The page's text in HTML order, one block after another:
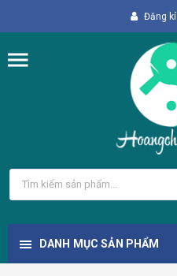
Đăng kí
DANH MỤC SẢN PHẨM